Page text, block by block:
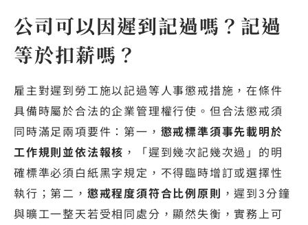
公司可以因遲到記過嗎？記過
等於扣薪嗎？
雇主對遲到勞工施以記過等人事懲戒措施，在條件
具備時屬於合法的企業管理權行使。但合法懲戒須
同時滿足兩項要件：第一， 懲戒標準須事先載明於
工作規則並依法報核 ，「遲到幾次記幾次過」的明
確標準必須白紙黑字規定，不得臨時增訂或選擇性
執行；第二， 懲戒程度須符合比例原則 ，遲到3分鐘
與曠工一整天若受相同處分，顯然失衡，實務上可